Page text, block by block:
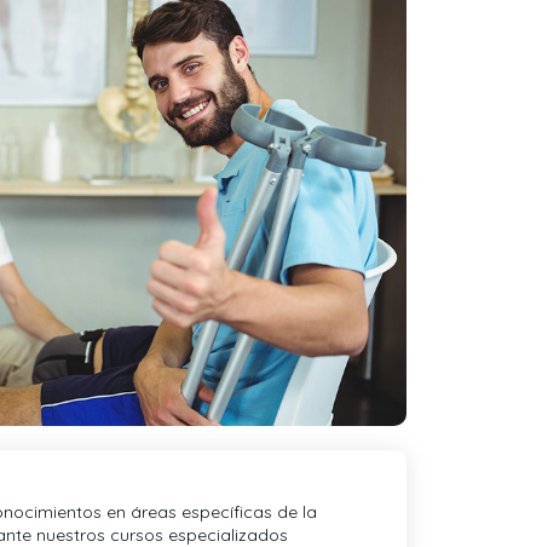
en áreas específicas de la
nuestros cursos especializados